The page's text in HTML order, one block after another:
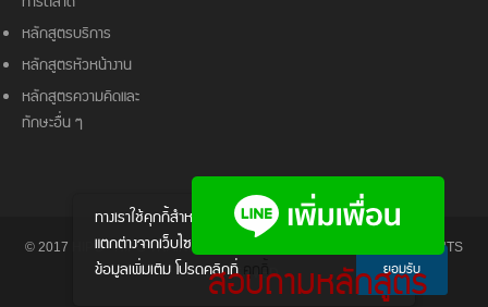
สอบถามหลักสูตร
หลักสูตรบริการ
หลักสูตรหัวหน้างาน
หลักสูตรความคิดและ
ทักษะอื่น ๆ
© 2017 HIPO - HIPO TRAINING & CONSULTANCY CO., LTD. ALL RIGHTS
RESERVED.
ทางเราใช้คุกกี้สําหรับส่งมอบประสบการณ์ให้
แตกต่างจากเว็บไซต์อื่นๆ หากต้องการทราบ
ข้อมูลเพิ่มเติม โปรดคลิกที่คุกกี้ ยอมรับ